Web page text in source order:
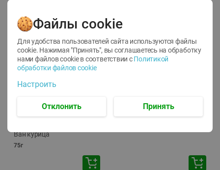
12
1.05 руб./
руб./шт
Корм влаж. для кош. с
Ван курица
75г
ТОФУ Vegetus ТВЕРДЫЙ
Файлы cookie
Для удобства пользователей сайта используются файлы
cookie. Нажимая "Принять", вы соглашаетесь на обработку
нами файлов cookie в соответствии с Политикой
обработки файлов cookie
Настроить
Отклонить Принять